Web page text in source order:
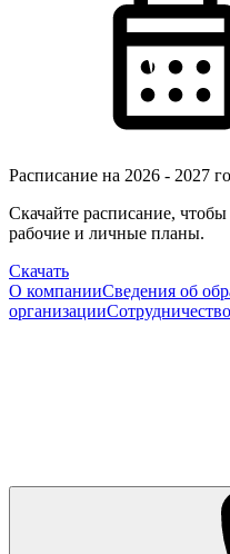
Расписание на 2026 - 2027
Скачайте расписание, чтобы
рабочие и личные планы.
Скачать
О компанииСведения об
организацииСотрудничество